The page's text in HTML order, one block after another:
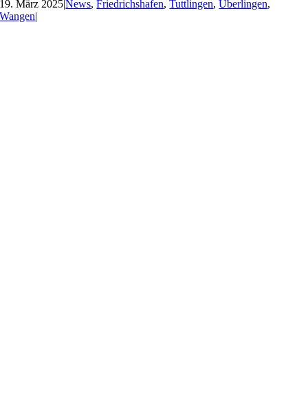
19. März 2025|News,Friedrichshafen,Tuttlingen,Überlingen,
Wangen|